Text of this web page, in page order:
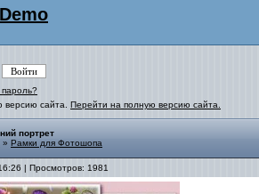
версию сайта. Перейти на полную версию сайта.
портрет
» Рамки для Фотошопа
| Просмотров: 1981